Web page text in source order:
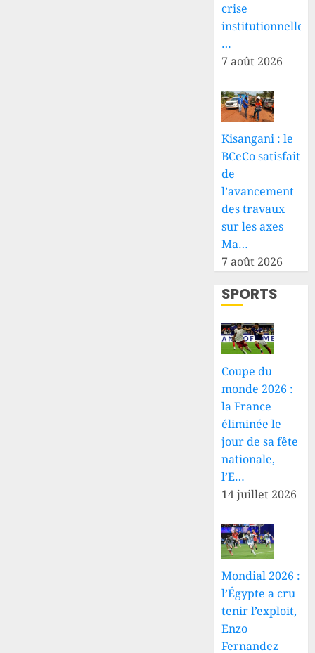
crise
institutionnelle
…
7 août 2026
Kisangani : le
BCeCo satisfait
de
l’avancement
des travaux
sur les axes
Ma…
7 août 2026
SPORTS
Coupe du
monde 2026 :
la France
éliminée le
jour de sa fête
nationale,
l’E…
14 juillet 2026
Mondial 2026 :
l’Égypte a cru
tenir l’exploit,
Enzo
Fernandez